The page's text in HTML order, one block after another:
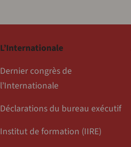
L’Internationale
Dernier congrès de
l’Internationale
Déclarations du bureau exécutif
Institut de formation (IIRE)